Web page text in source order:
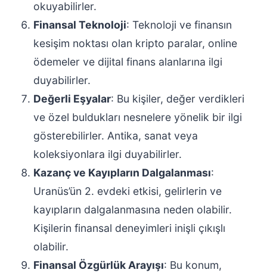
okuyabilirler.
Finansal Teknoloji: Teknoloji ve finansın
kesişim noktası olan kripto paralar, online
ödemeler ve dijital finans alanlarına ilgi
duyabilirler.
Değerli Eşyalar: Bu kişiler, değer verdikleri
ve özel buldukları nesnelere yönelik bir ilgi
gösterebilirler. Antika, sanat veya
koleksiyonlara ilgi duyabilirler.
Kazanç ve Kayıpların Dalgalanması:
Uranüs’ün 2. evdeki etkisi, gelirlerin ve
kayıpların dalgalanmasına neden olabilir.
Kişilerin finansal deneyimleri inişli çıkışlı
olabilir.
Finansal Özgürlük Arayışı: Bu konum,